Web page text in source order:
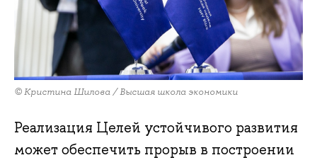
© Кристина Шилова / Высшая школа экономики
Реализация Целей устойчивого развития
может обеспечить прорыв в построении